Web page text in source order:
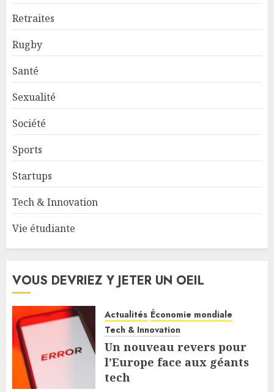
Retraites
Rugby
Santé
Sexualité
Société
Sports
Startups
Tech & Innovation
Vie étudiante
VOUS DEVRIEZ Y JETER UN OEIL
Actualités Économie mondiale
Tech & Innovation
Un nouveau revers pour
l’Europe face aux géants
tech